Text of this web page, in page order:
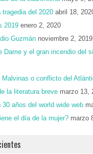
del 2020 abril 18,
2019 enero 2, 2020
Guzmán noviembre 2, 2019
Dame y el gran incendio del
Malvinas o conflicto del
la literatura breve marzo 13,
30 años del world wide web
el día de la mujer? marzo